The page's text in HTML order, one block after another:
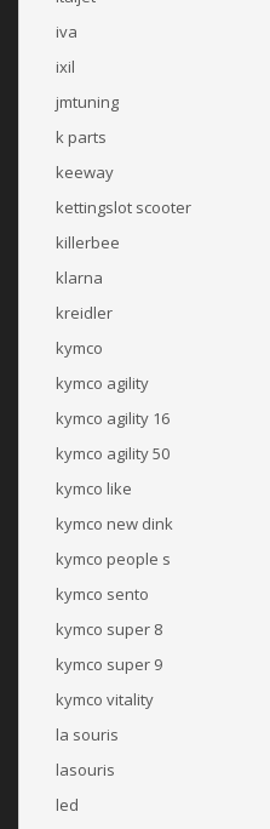
iva
ixil
jmtuning
k parts
keeway
kettingslot scooter
killerbee
klarna
kreidler
kymco
kymco agility
kymco agility 16
kymco agility 50
kymco like
kymco new dink
kymco people s
kymco sento
kymco super 8
kymco super 9
kymco vitality
la souris
lasouris
led